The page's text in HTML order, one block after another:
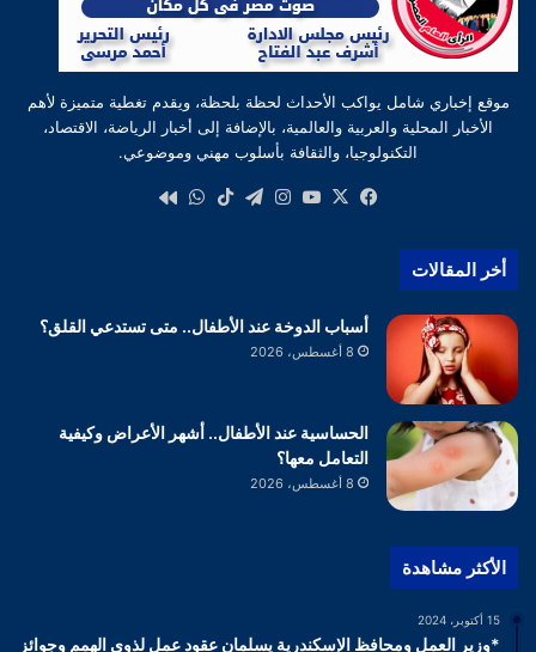
موقع إخباري شامل يواكب الأحداث لحظة بلحظة، ويقدم تغطية متميزة لأهم
الأخبار المحلية والعربية والعالمية، بالإضافة إلى أخبار الرياضة، الاقتصاد،
التكنولوجيا، والثقافة بأسلوب مهني وموضوعي.
فيسبوك
‫X
‫YouTube
انستقرام
تيلقرام‫TikTokواتساب
أخر المقالات
أسباب الدوخة عند الأطفال.. متى تستدعي القلق؟
8 أغسطس، 2026
الحساسية عند الأطفال.. أشهر الأعراض وكيفية
التعامل معها؟
8 أغسطس، 2026
الأكثر مشاهدة
15 أكتوبر، 2024
*وزير العمل ومحافظ الإسكندرية يسلمان عقود عمل لذوي الهمم وجوائز